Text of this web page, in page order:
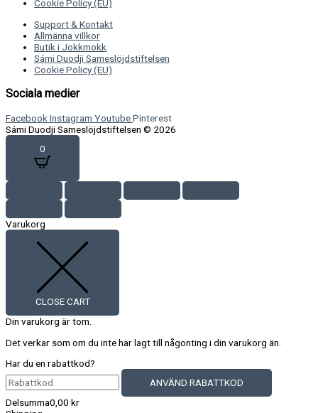
Cookie Policy (EU)
Support & Kontakt
Allmänna villkor
Butik i Jokkmokk
Sámi Duodji Sameslöjdstiftelsen
Cookie Policy (EU)
Sociala medier
Facebook Instagram YoutubePinterest
Sámi Duodji Sameslöjdstiftelsen © 2026
0
Varukorg
CLOSE CART
Din varukorg är tom.
Det verkar som om du inte har lagt till någonting i din varukorg än.
Har du en rabattkod?
ANVÄND RABATTKOD
Delsumma0,00 kr